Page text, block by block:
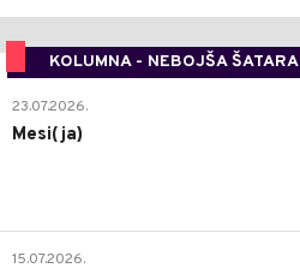
KOLUMNA - NEBOJŠA ŠATARA
23.07.2026.
Mesi(ja)
15.07.2026.